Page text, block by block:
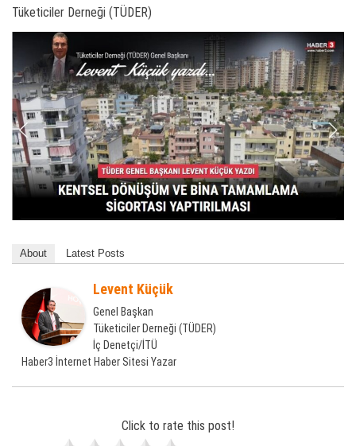
Tüketiciler Derneği (TÜDER)
About Latest Posts
Levent Küçük
Genel Başkan
Tüketiciler Derneği (TÜDER)
İç Denetçi/İTÜ
Haber3 İnternet Haber Sitesi Yazar
Click to rate this post!